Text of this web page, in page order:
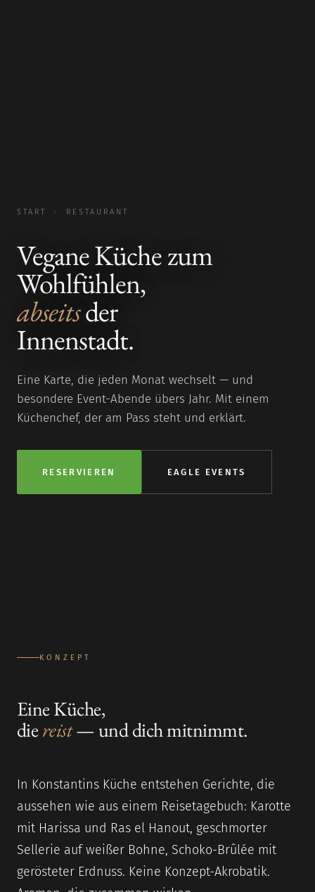
START › RESTAURANT
Vegane Küche zum
Wohlfühlen,
abseitsder
Innenstadt.
Eine Karte, die jeden Monat wechselt — und
besondere Event-Abende übers Jahr. Mit einem
Küchenchef, der am Pass steht und erklärt.
RESERVIEREN EAGLE EVENTS
KONZEPT
Eine Küche,
diereist— und dich mitnimmt.
In Konstantins Küche entstehen Gerichte, die
aussehen wie aus einem Reisetagebuch: Karotte
mit Harissa und Ras el Hanout, geschmorter
Sellerie auf weißer Bohne, Schoko-Brûlée mit
gerösteter Erdnuss. Keine Konzept-Akrobatik.